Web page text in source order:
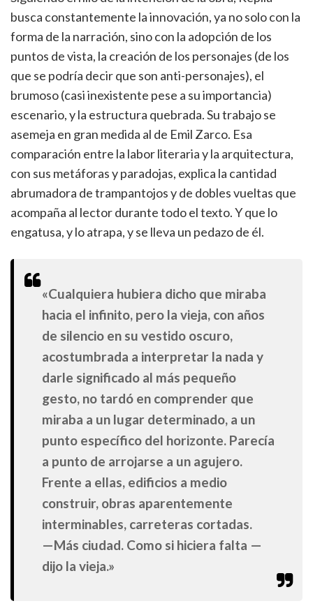
busca constantemente la innovación, ya no solo con la
forma de la narración, sino con la adopción de los
puntos de vista, la creación de los personajes (de los
que se podría decir que son anti-personajes), el
brumoso (casi inexistente pese a su importancia)
escenario, y la estructura quebrada. Su trabajo se
asemeja en gran medida al de Emil Zarco. Esa
comparación entre la labor literaria y la arquitectura,
con sus metáforas y paradojas, explica la cantidad
abrumadora de trampantojos y de dobles vueltas que
acompaña al lector durante todo el texto. Y que lo
engatusa, y lo atrapa, y se lleva un pedazo de él.
«Cualquiera hubiera dicho que miraba
hacia el infinito, pero la vieja, con años
de silencio en su vestido oscuro,
acostumbrada a interpretar la nada y
darle significado al más pequeño
gesto, no tardó en comprender que
miraba a un lugar determinado, a un
punto específico del horizonte. Parecía
a punto de arrojarse a un agujero.
Frente a ellas, edificios a medio
construir, obras aparentemente
interminables, carreteras cortadas.
—Más ciudad. Como si hiciera falta —
dijo la vieja.»